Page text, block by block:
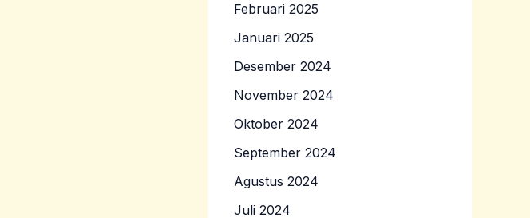
Februari 2025
Januari 2025
Desember 2024
November 2024
Oktober 2024
September 2024
Agustus 2024
Juli 2024